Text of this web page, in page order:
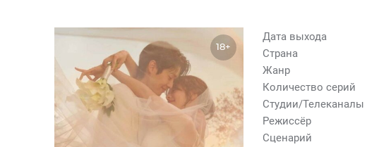
18+
Дата выхода
Страна
Жанр
Количество серий
Студии/Телеканалы
Режиссёр
Сценарий